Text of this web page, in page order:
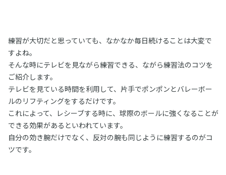
練習が大切だと思っていても、なかなか毎日続けることは大変で
すよね。
そんな時にテレビを見ながら練習できる、ながら練習法のコツを
ご紹介します。
テレビを見ている時間を利用して、片手でポンポンとバレーボー
ルのリフティングをするだけです。
これによって、レシーブする時に、球際のボールに強くなることが
できる効果があるといわれています。
自分の効き腕だけでなく、反対の腕も同じように練習するのがコ
ツです。